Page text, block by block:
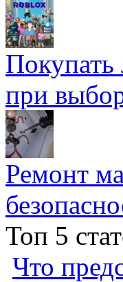
Покупать
при
Ремонт
Топ 5
Что